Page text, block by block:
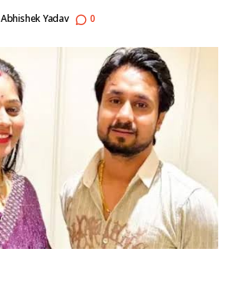
Abhishek Yadav 0